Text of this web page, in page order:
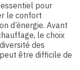
pour
le confort
d’énergie. Avant
le choix
des
être difficile de